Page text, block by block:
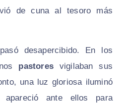
de cuna al tesoro más
desapercibido. En los
pastoresvigilaban sus
una luz gloriosa iluminó
apareció ante ellos para